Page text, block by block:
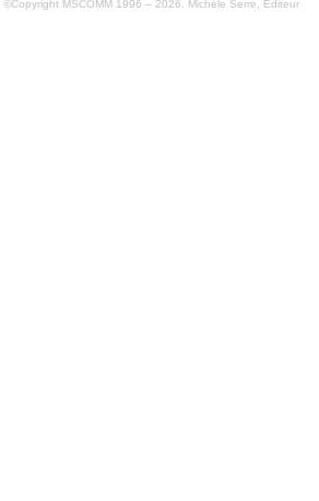
©Copyright MSCOMM 1996 – 2026. Michèle Serre, Éditeur